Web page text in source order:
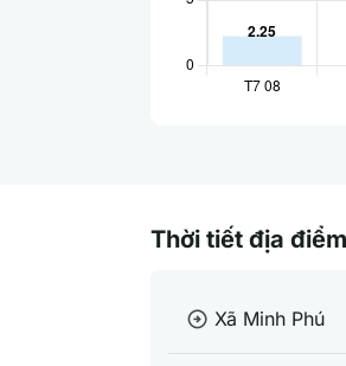
Thời tiết địa
arrow_circle_right Xã Minh Phú